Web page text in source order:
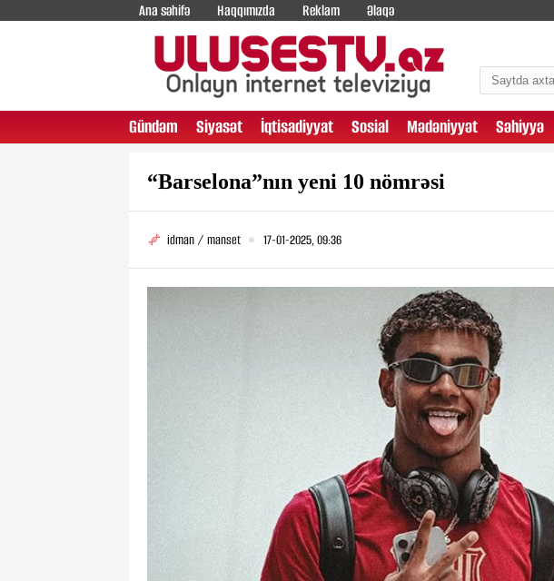
Ana səhifə Haqqımızda Reklam Əlaqə
Gündəm Siyasət İqtisadiyyat Sosial Mədəniyyət Səhiyyə
“Barselona”nın yeni 10 nömrəsi
idman / manset 17-01-2025, 09:36